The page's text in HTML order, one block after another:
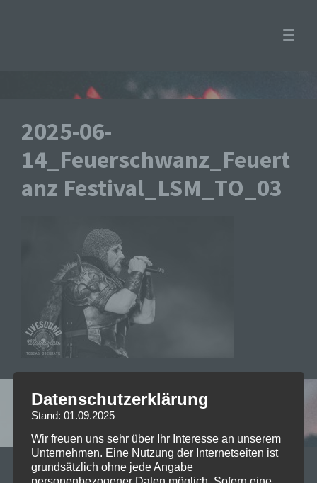
2025-06-
14_Feuerschwanz_Feuert
anz Festival_LSM_TO_03
Leave a reply
Your email address will not be published. Required
Datenschutzerklärung
Stand: 01.09.2025
Wir freuen uns sehr über Ihr Interesse an unserem
Unternehmen. Eine Nutzung der Internetseiten ist
grundsätzlich ohne jede Angabe